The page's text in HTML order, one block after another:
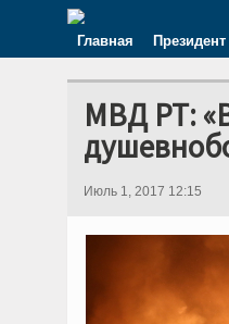
Главная Президент
МВД РТ:
Июль 1, 2017 12:15